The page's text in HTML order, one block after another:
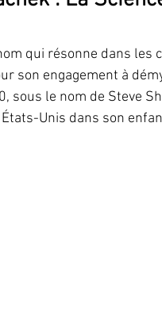
qui résonne dans
son engagement à
sous le nom de Steve
Unis dans son